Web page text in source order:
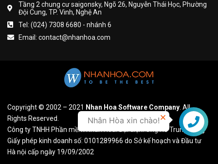
Tầng 2 chung cư saigonsky, Ngõ 26, Nguyễn Thái Học, Phường
Đội Cung, TP. Vinh, Nghệ An
Tel: (024) 7308 6680 - nhánh 6
Email: contact@nhanhoa.com
Copyright © 2002 – 2021 Nhan Hoa Software Company. All
Rights Reserved.
Công ty TNHH Phần mềm Nhân Hòa. Đại diện: Ông Hồ Trung Dũng
Giấy phép kinh doanh số: 0101289966 do Sở kế hoạch và Đầu tư
Hà nội cấp ngày 19/09/2002
Liên hệ
Nhân Hòa xin chào!